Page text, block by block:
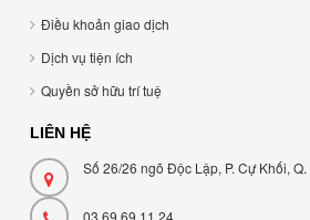
Điều khoản giao dịch
Dịch vụ tiện ích
Quyền sở hữu trí tuệ
LIÊN HỆ
Số 26/26 ngõ Độc Lập, P. Cự Khối,
03 69 69 11 24